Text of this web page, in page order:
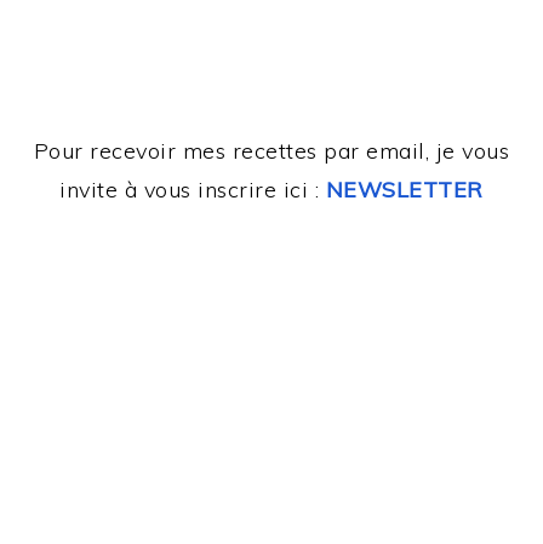
Pour recevoir mes recettes par email, je vous
invite à vous inscrire ici : NEWSLETTER